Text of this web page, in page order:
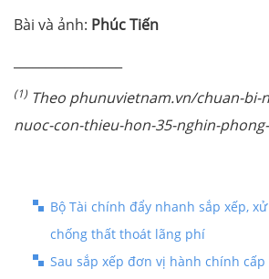
Bài và ảnh: Phúc Tiến
(1)Theo phunuvietnam.vn/chuan-bi-
nuoc-con-thieu-hon-35-nghin-
Bộ Tài chính đẩy nhanh sắp xếp,
chống thất thoát lãng phí
Sau sắp xếp đơn vị hành chính